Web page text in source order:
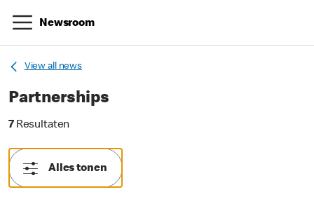
Newsroom
View all news
Partnerships
7 Resultaten7 Resultaten
Alles tonen